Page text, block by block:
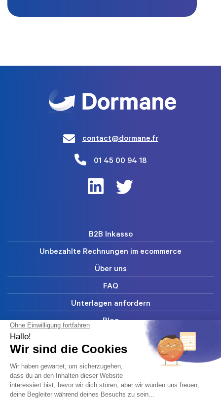
contact@dormane.fr
01 45 00 94 18
B2B Inkasso
Unbezahlte Rechnungen im ecommerce
Über uns
FAQ
Unterlagen anfordern
Blog
Unsere Kunden
Abonnieren Sie unseren Newsletter